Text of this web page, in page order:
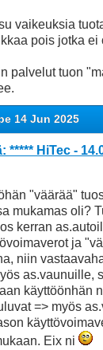
vaikeuksia
pois jotka ei
palvelut tuon
14 Jun 2025
***** HiTec -
"väärää"
mukamas oli?
kerran
ja
niin
as.vaunuille,
käyttöönhän
=> myös
Eix ni